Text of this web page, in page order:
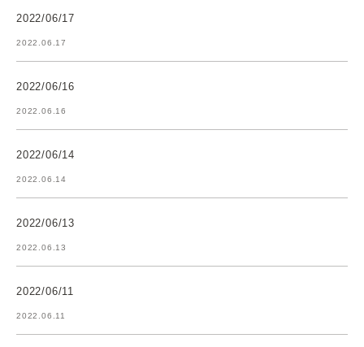
2022/06/17
2022.06.17
2022/06/16
2022.06.16
2022/06/14
2022.06.14
2022/06/13
2022.06.13
2022/06/11
2022.06.11